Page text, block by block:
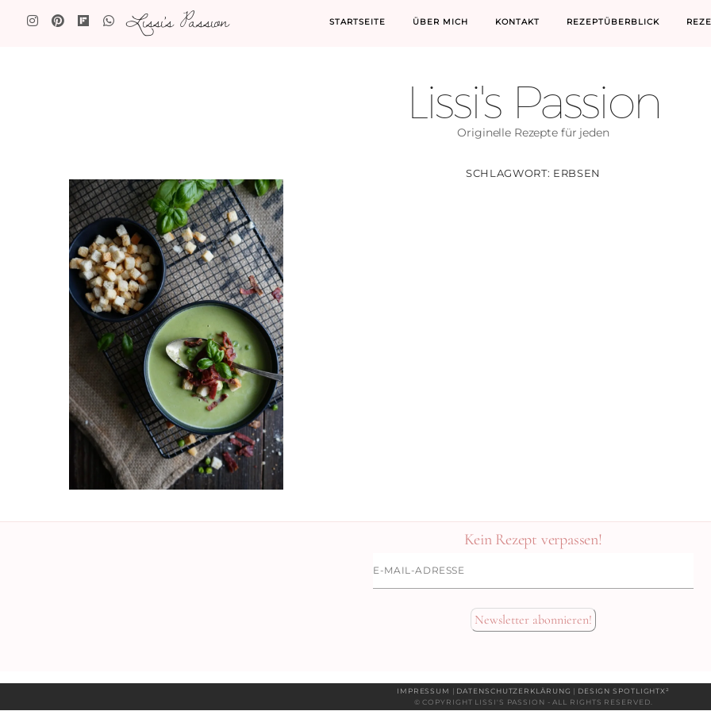
Lissi's Passion STARTSEITE ÜBER MICH KONTAKT REZEPTÜBERBLICK
Lissi's Passion
Originelle Rezepte für jeden
SCHLAGWORT: ERBSEN
Kein Rezept verpassen!
Mail-
Adresse
Newsletter abonnieren!
IMPRESSUM | DATENSCHUTZERKLÄRUNG | DESIGN SPOTLIGHTX²
© COPYRIGHT LISSI'S PASSION - ALL RIGHTS RESERVED.